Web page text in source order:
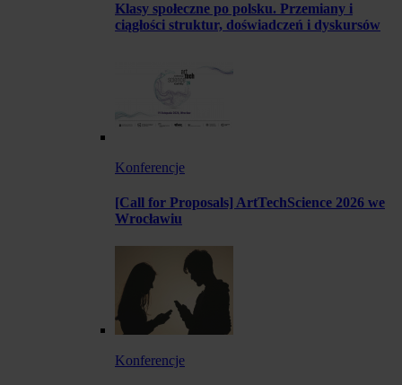
Klasy społeczne po polsku. Przemiany i
ciągłości struktur, doświadczeń i dyskursów
Konferencje
[Call for Proposals] ArtTechScience 2026 we
Wrocławiu
Konferencje